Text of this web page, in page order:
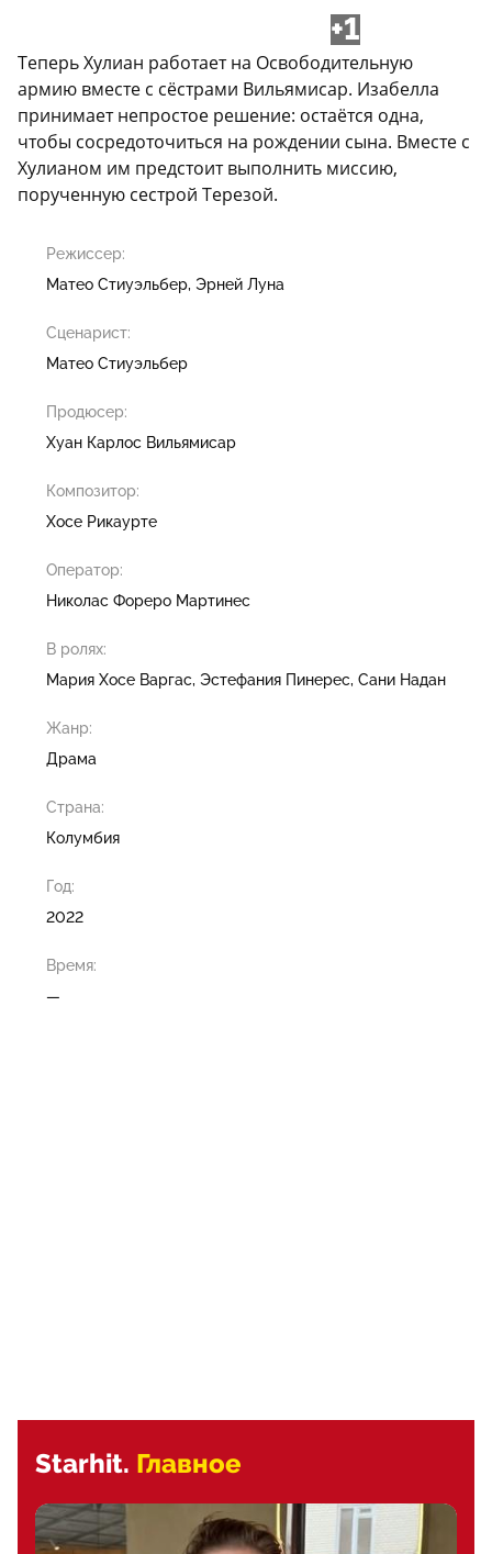
+1
Теперь Хулиан работает на Освободительную
армию вместе с сёстрами Вильямисар. Изабелла
принимает непростое решение: остаётся одна,
чтобы сосредоточиться на рождении сына. Вместе с
Хулианом им предстоит выполнить миссию,
порученную сестрой Терезой.
Режиссер:
Матео Стиуэльбер Эрней Луна
Сценарист:
Матео Стиуэльбер
Продюсер:
Хуан Карлос Вильямисар
Композитор:
Хосе Рикаурте
Оператор:
Николас Фореро Мартинес
В ролях:
Мария Хосе Варгас Эстефания Пинерес Сани Надан
Жанр:
Драма
Страна:
Колумбия
Год:
2022
Время:
—
Starhit. Главное